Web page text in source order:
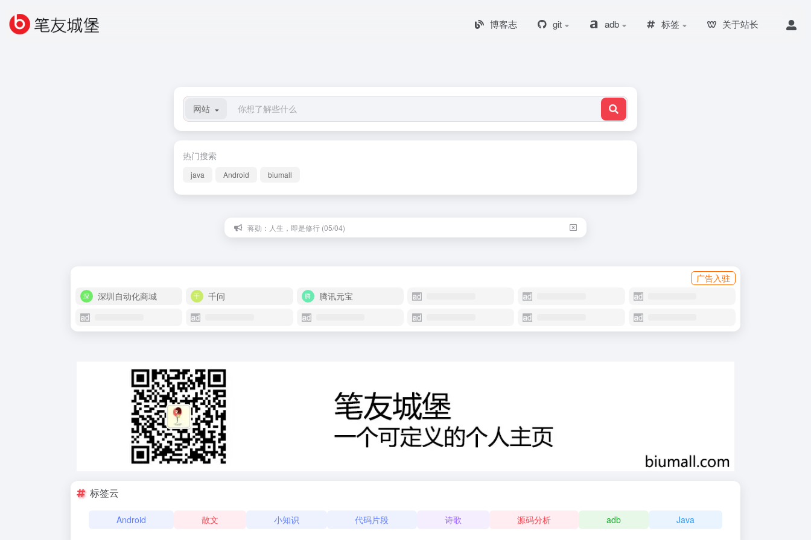
博客志 git adb 标签 关于站长
网站
热门搜索
java Android biumall
蒋勋：人生，即是修行 (05/04)
广告入驻
深圳自动化商城
千问 腾讯元宝
标签云
Android 散文 小知识 代码片段 诗歌 源码分析 adb Java